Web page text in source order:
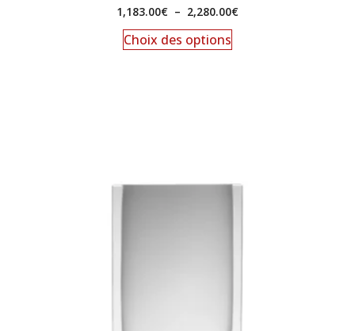
1,183.00€ – 2,280.00€
Choix des options